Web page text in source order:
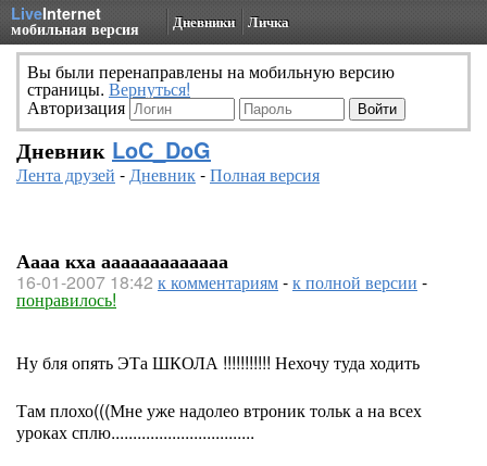
LiveInternet
мобильная версия Дневники Личка
Вы были перенаправлены на мобильную версию
страницы. Вернуться!
Авторизация
Дневник LoC_DoG
Лента друзей -Дневник-Полная версия
Аааа кха ааааааааааааа
16-01-2007 18:42 к комментариям-к полной версии -
понравилось!
Ну бля опять ЭТа ШКОЛА !!!!!!!!!!! Нехочу туда ходить
Там плохо(((Мне уже надолео втроник тольк а на всех
уроках сплю.................................